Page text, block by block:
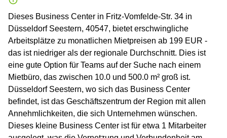
Dieses Business Center in Fritz-Vomfelde-Str. 34 in
Düsseldorf Seestern, 40547, bietet erschwingliche
Arbeitsplätze zu monatlichen Mietpreisen ab 199 EUR -
das ist niedriger als der regionale Durchschnitt. Dies ist
eine gute Option für Teams auf der Suche nach einem
Mietbüro, das zwischen 10.0 und 500.0 m² groß ist.
Düsseldorf Seestern, wo sich das Business Center
befindet, ist das Geschäftszentrum der Region mit allen
Annehmlichkeiten, die sich Unternehmen wünschen.
Dieses kleine Business Center ist für etwa 1 Mitarbeiter